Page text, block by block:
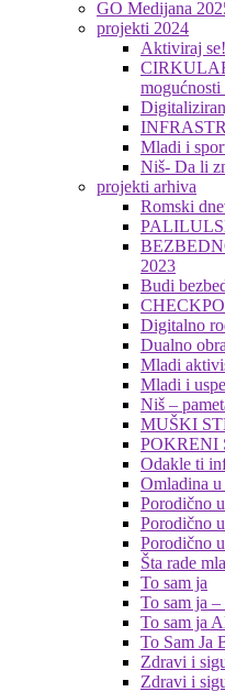
GO Medijana
projekti 2024
Aktiviraj se!
Mladi i
Niš- Da li
projekti arhiva
Romski
2023
Budi
Digitalno
Dualno
Mladi
Mladi i
Niš –
MUŠKI
POKRENI
Odakle ti
Omladina
Porodično
Porodično
Porodično
Šta rade
To sam ja
To sam ja
To sam ja
To Sam Ja
Zdravi i
Zdravi i